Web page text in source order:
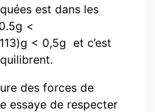
est dans les
<
< 0,5g et c’est
des forces de
essaye de respecter